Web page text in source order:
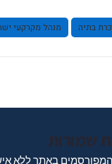
בתיה מנהל מקרקעי
שמורות
באתר ללא